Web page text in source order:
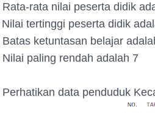
Rata-rata nilai peserta didik
tertinggi peserta didik
Batas ketuntasan belajar
Nilai paling rendah adalah 7
Perhatikan data penduduk